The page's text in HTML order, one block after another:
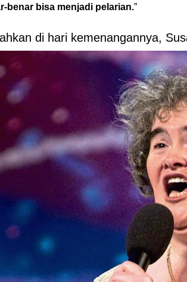
benar bisa menjadi pelarian.”
di hari kemenangannya,